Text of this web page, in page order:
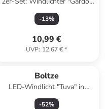
in Grün
-13%
10,99 €
UVP: 12,67 €*
Boltze
LED-Windlicht "Tuva" in
Hellbraun - (H)60 cm
-52%